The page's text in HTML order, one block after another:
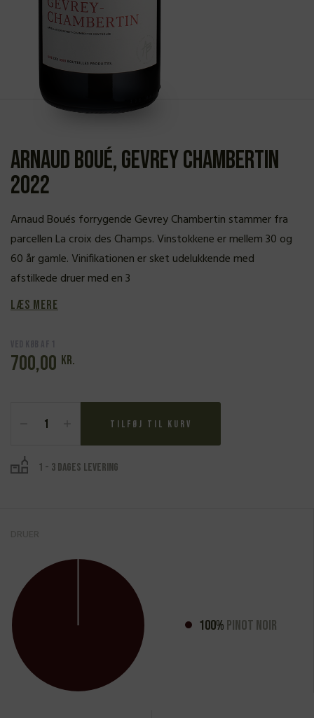
Arnaud Boué, Gevrey Chambertin
2022
Arnaud Boués forrygende Gevrey Chambertin stammer fra
parcellen La croix des Champs. Vinstokkene er mellem 30 og
60 år gamle. Vinifikationen er sket udelukkende med
afstilkede druer med en 3
Læs mere
700,00 kr.
2022
antal
Tilføj til kurv
1 - 3 dages levering
100% Pinot Noir